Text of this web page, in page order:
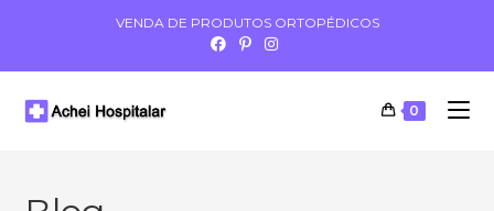
VENDA DE PRODUTOS ORTOPÉDICOS
0